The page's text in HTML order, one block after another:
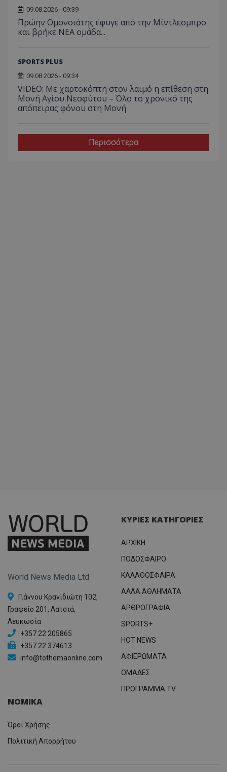
09.08.2026 - 09:39
Πρώην Ομονοιάτης έφυγε από την Μίντλεσμπρο
και βρήκε ΝΕΑ ομάδα...
SPORTS PLUS
09.08.2026 - 09:34
VIDEO: Με χαρτοκόπτη στον λαιμό η επίθεση στη
Μονή Αγίου Νεοφύτου – Όλο το χρονικό της
απόπειρας φόνου στη Μονή
Περισσότερα
World News Media Ltd
Γιάννου Κρανιδιώτη 102,
Γραφείο 201, Λατσιά,
Λευκωσία
+357 22 205865
+357 22 374613
info@tothemaonline.com
ΚΥΡΙΕΣ ΚΑΤΗΓΟΡΙΕΣ
ΑΡΧΙΚΗ
ΠΟΔΟΣΦΑΙΡΟ
ΚΑΛΑΘΟΣΦΑΙΡΑ
ΑΛΛΑ ΑΘΛΗΜΑΤΑ
ΑΡΘΡΟΓΡΑΦΙΑ
SPORTS+
HOT NEWS
ΑΦΙΕΡΩΜΑΤΑ
ΟΜΑΔΕΣ
ΠΡΟΓΡΑΜΜΑ TV
ΝΟΜΙΚΑ
Όροι Χρήσης
Πολιτική Απορρήτου